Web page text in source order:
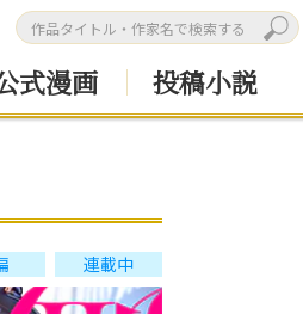
式漫画 投稿小説
連載中